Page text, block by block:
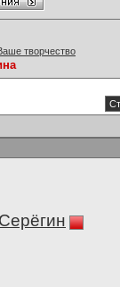
творчество